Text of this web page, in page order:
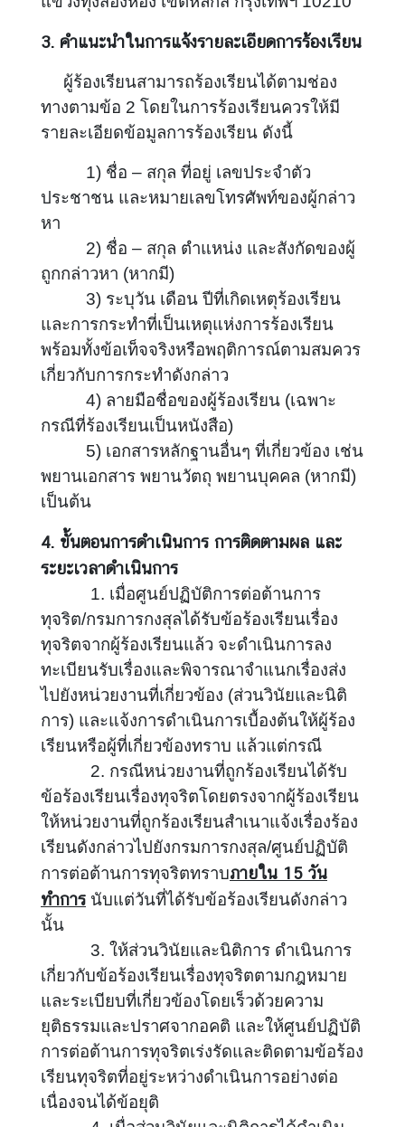
ร
ส่
ง
ส
ริ
ม
า
ม
ป
ง
ใ
ส
ก
า
ป้
อ
กั
น
า
ร
ทุ
จ
ริ
ต
น
ย์
ร้
อ
ง
เ
รี
น
แ
ส
ด
ง
3. คำแนะนำในการแจ้งรายละเอียดการร้องเรียน
ผู้ร้องเรียนสามารถร้องเรียนได้ตามช่อง
ทางตามข้อ 2 โดยในการร้องเรียนควรให้มี
รายละเอียดข้อมูลการร้องเรียน ดังนี้
1) ชื่อ – สกุล ที่อยู่ เลขประจำตัว
ประชาชน และหมายเลขโทรศัพท์ของผู้กล่าว
หา
2) ชื่อ – สกุล ตำแหน่ง และสังกัดของผู้
ถูกกล่าวหา (หากมี)
3) ระบุวัน เดือน ปีที่เกิดเหตุร้องเรียน
และการกระทำที่เป็นเหตุแห่งการร้องเรียน
พร้อมทั้งข้อเท็จจริงหรือพฤติการณ์ตามสมควร
เกี่ยวกับการกระทำดังกล่าว
4) ลายมือชื่อของผู้ร้องเรียน (เฉพาะ
กรณีที่ร้องเรียนเป็นหนังสือ)
5) เอกสารหลักฐานอื่นๆ ที่เกี่ยวข้อง เช่น
พยานเอกสาร พยานวัตถุ พยานบุคคล (หากมี)
เป็นต้น
4. ขั้นตอนการดำเนินการ การติดตามผล และ
ระยะเวลาดำเนินการ
1. เมื่อศูนย์ปฏิบัติการต่อต้านการ
ทุจริต/กรมการกงสุลได้รับข้อร้องเรียนเรื่อง
ทุจริตจากผู้ร้องเรียนแล้ว จะดำเนินการลง
ทะเบียนรับเรื่องและพิจารณาจำแนกเรื่องส่ง
ไปยังหน่วยงานที่เกี่ยวข้อง (ส่วนวินัยและนิติ
การ) และแจ้งการดำเนินการเบื้องต้นให้ผู้ร้อง
เรียนหรือผู้ที่เกี่ยวข้องทราบ แล้วแต่กรณี
2. กรณีหน่วยงานที่ถูกร้องเรียนได้รับ
ข้อร้องเรียนเรื่องทุจริตโดยตรงจากผู้ร้องเรียน
ให้หน่วยงานที่ถูกร้องเรียนสำเนาแจ้งเรื่องร้อง
เรียนดังกล่าวไปยังกรมการกงสุล/ศูนย์ปฏิบัติ
การต่อต้านการทุจริตทราบภายใน 15 วัน
ทำการ นับแต่วันที่ได้รับข้อร้องเรียนดังกล่าว
นั้น
3. ให้ส่วนวินัยและนิติการ ดำเนินการ
เกี่ยวกับข้อร้องเรียนเรื่องทุจริตตามกฎหมาย
และระเบียบที่เกี่ยวข้องโดยเร็วด้วยความ
ยุติธรรมและปราศจากอคติ และให้ศูนย์ปฏิบัติ
การต่อต้านการทุจริตเร่งรัดและติดตามข้อร้อง
เรียนทุจริตที่อยู่ระหว่างดำเนินการอย่างต่อ
เนื่องจนได้ข้อยุติ